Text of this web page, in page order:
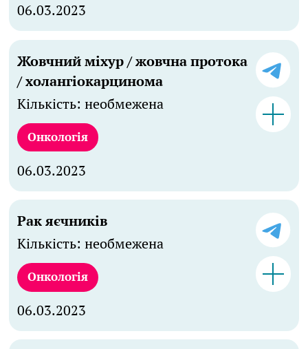
06.03.2023
Жовчний міхур / жовчна протока
/ холангіокарцинома
Кількість: необмежена
Онкологія
06.03.2023
Рак яєчників
Кількість: необмежена
Онкологія
06.03.2023